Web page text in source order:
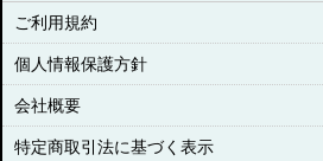
ご利用規約
個人情報保護方針
会社概要
特定商取引法に基づく表示